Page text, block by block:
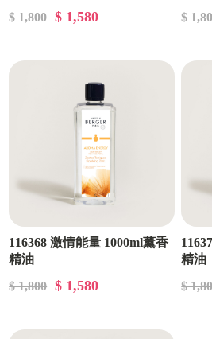
$ 1,800 $ 1,580 $
116368 激情能量 1000ml薰香
精油
$ 1,800
$ 1,580
精油
$